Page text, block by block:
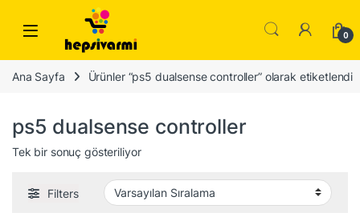
Skip to navigation
0
Ana Sayfa Ürünler “ps5 dualsense controller” olarak etiketlendi
ps5 dualsense controller
Tek bir sonuç gösteriliyor
Filters